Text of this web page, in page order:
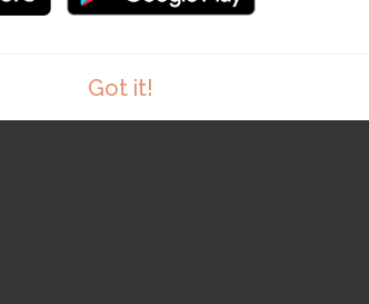
Got it!